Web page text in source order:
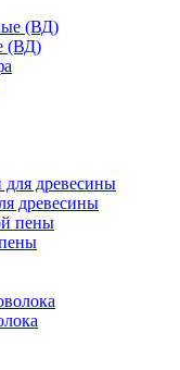
(ВД)
древесины